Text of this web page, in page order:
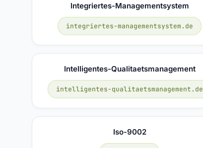
Integriertes-Managementsystem
integriertes-managementsystem.de
Intelligentes-Qualitaetsmanagement
intelligentes-qualitaetsmanagement.de
Iso-9002